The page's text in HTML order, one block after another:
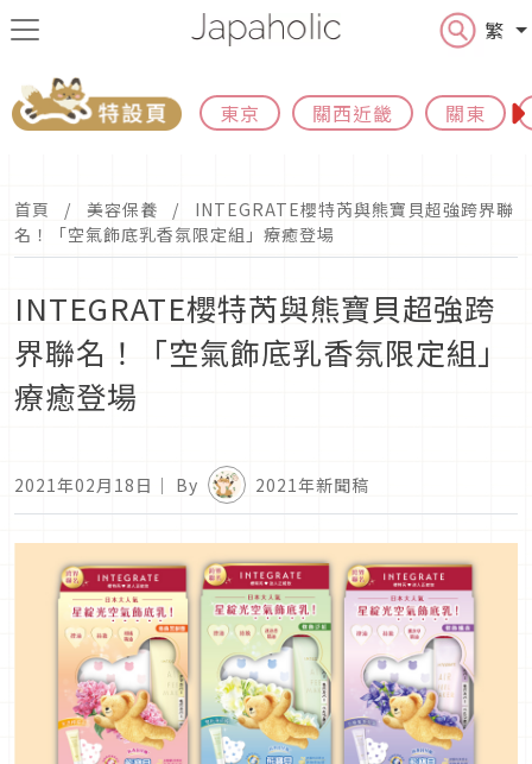
繁
東京 關西近畿 關東
首頁 美容保養
INTEGRATE櫻特芮與熊寶貝超強跨界聯
名！「空氣飾底乳香氛限定組」療癒登場
INTEGRATE櫻特芮與熊寶貝超強跨
界聯名！「空氣飾底乳香氛限定組」
療癒登場
2021年02月18日 ｜ By 2021年新聞稿